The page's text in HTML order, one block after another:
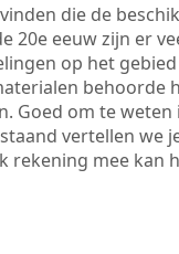
die de
20e eeuw zijn er
op het
behoorde
Goed om te weten
vertellen we
rekening mee kan